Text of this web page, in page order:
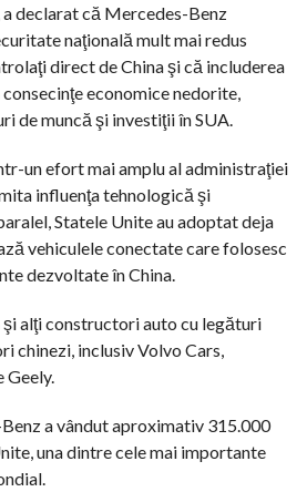
declarat că Mercedes-Benz
naţională mult mai redus
direct de China şi că includerea
economice nedorite,
de muncă şi investiţii în SUA.
un efort mai amplu al administraţiei
influenţa tehnologică şi
Statele Unite au adoptat deja
vehiculele conectate care folosesc
dezvoltate în China.
şi alţi constructori auto cu legături
chinezi, inclusiv Volvo Cars,
a vândut aproximativ 315.000
una dintre cele mai importante